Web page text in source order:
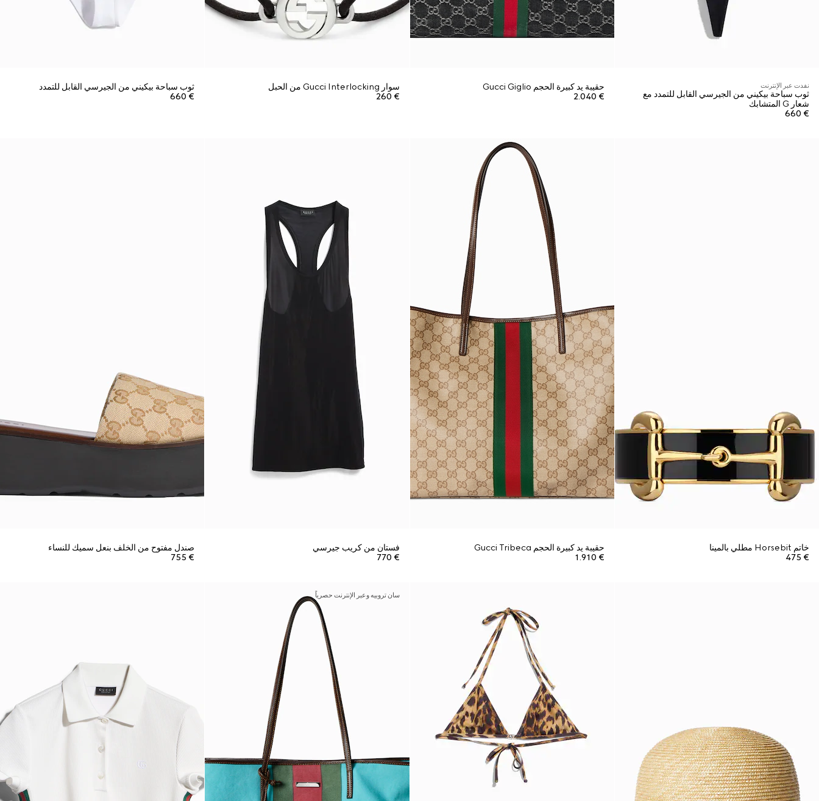
نفدت عبر الإنترنت
ثوب سباحة بيكيني من الجيرسي القابل للتمدد مع
شعار G المتشابك
€ 660
حقيبة يد كبيرة الحجم Gucci Giglio
€ 2.040
سوار Gucci Interlocking من الحبل
€ 260
ثوب سباحة بيكيني من الجيرسي القابل للتمدد
€ 660
خاتم Horsebit مطلي بالمينا
€ 475
حقيبة يد كبيرة الحجم Gucci Tribeca
€ 1.910
فستان من كريب جيرسي
€ 770
صندل مفتوح من الخلف بنعل سميك للنساء
€ 755
سان تروبيه وعبر الإنترنت حصرياً